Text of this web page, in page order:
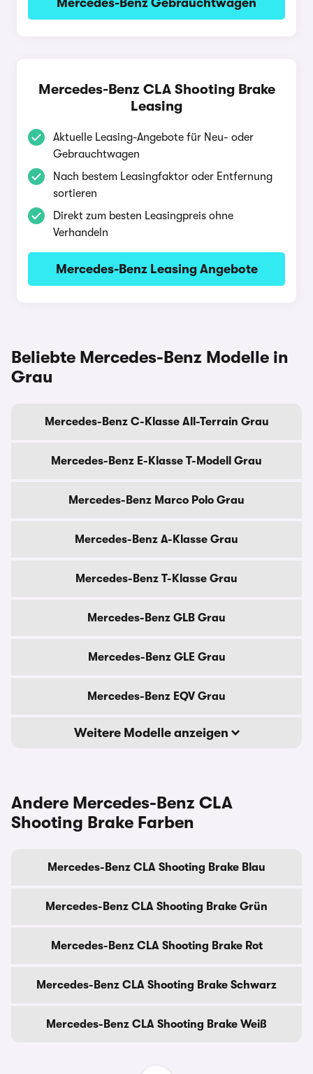
Mercedes-Benz Gebrauchtwagen
Mercedes-Benz CLA Shooting Brake
Leasing
Aktuelle Leasing-Angebote für Neu- oder
Gebrauchtwagen
Nach bestem Leasingfaktor oder Entfernung
sortieren
Direkt zum besten Leasingpreis ohne
Verhandeln
Mercedes-Benz Leasing Angebote
Beliebte Mercedes-Benz Modelle in
Grau
Mercedes-Benz C-Klasse All-Terrain Grau
Mercedes-Benz E-Klasse T-Modell Grau
Mercedes-Benz Marco Polo Grau
Mercedes-Benz A-Klasse Grau
Mercedes-Benz T-Klasse Grau
Mercedes-Benz GLB Grau
Mercedes-Benz GLE Grau
Mercedes-Benz EQV Grau
Weitere Modelle anzeigen
Andere Mercedes-Benz CLA
Shooting Brake Farben
Mercedes-Benz CLA Shooting Brake Blau
Mercedes-Benz CLA Shooting Brake Grün
Mercedes-Benz CLA Shooting Brake Rot
Mercedes-Benz CLA Shooting Brake Schwarz
Mercedes-Benz CLA Shooting Brake Weiß